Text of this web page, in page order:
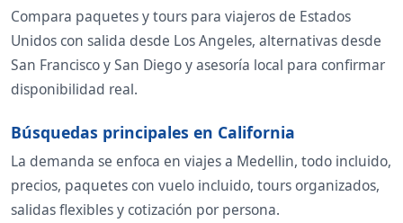
Compara paquetes y tours para viajeros de Estados
Unidos con salida desde Los Angeles, alternativas desde
San Francisco y San Diego y asesoría local para confirmar
disponibilidad real.
Búsquedas principales en California
La demanda se enfoca en viajes a Medellin, todo incluido,
precios, paquetes con vuelo incluido, tours organizados,
salidas flexibles y cotización por persona.